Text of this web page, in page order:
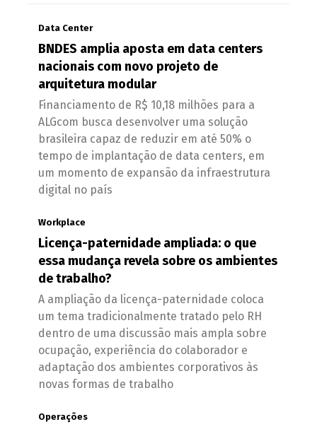
Data Center
BNDES amplia aposta em data centers
nacionais com novo projeto de
arquitetura modular
Financiamento de R$ 10,18 milhões para a
ALGcom busca desenvolver uma solução
brasileira capaz de reduzir em até 50% o
tempo de implantação de data centers, em
um momento de expansão da infraestrutura
digital no país
Workplace
Licença-paternidade ampliada: o que
essa mudança revela sobre os ambientes
de trabalho?
A ampliação da licença-paternidade coloca
um tema tradicionalmente tratado pelo RH
dentro de uma discussão mais ampla sobre
ocupação, experiência do colaborador e
adaptação dos ambientes corporativos às
novas formas de trabalho
Operações